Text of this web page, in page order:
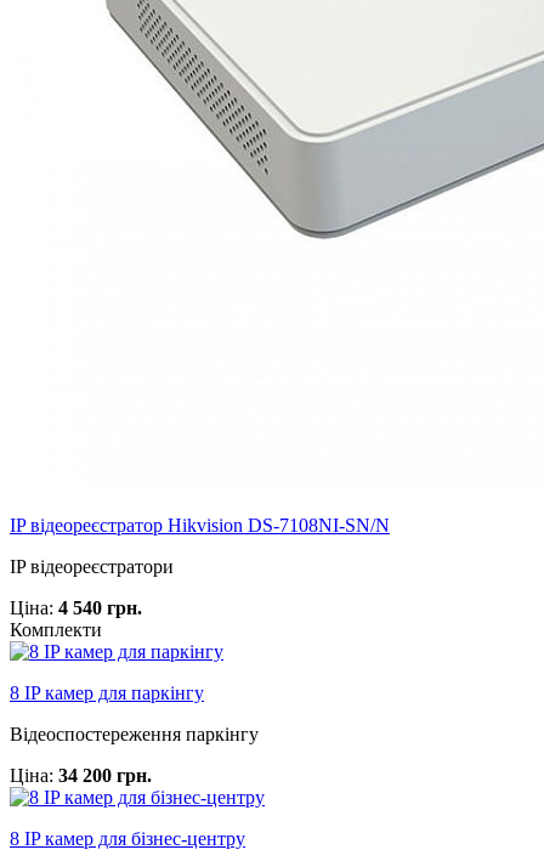
IP відеореєстратор Hikvision DS-7108NI-SN/N
IP відеореєстратори
Ціна: 4 540 грн.
Комплекти
8 IP камер для паркінгу
Відеоспостереження паркінгу
Ціна: 34 200 грн.
8 IP камер для бізнес-центру